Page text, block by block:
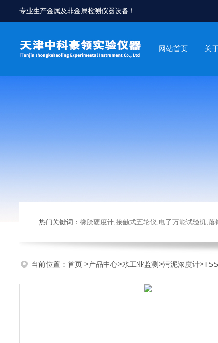
专业生产金属及非金属检测仪器设备！
网站首页 关
热门关键词： 橡胶硬度计,接触式五轮仪,电子万能试验机,落锤冲击试验机,数显
当前位置： 首页 >产品中心>水工业监测>污泥浓度计